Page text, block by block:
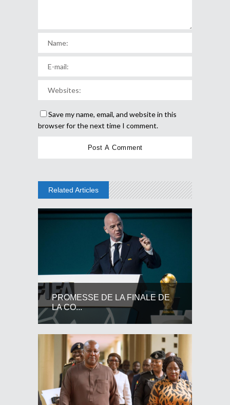
Save my name, email, and website in this
browser for the next time I comment.
Related Articles
PROMESSE DE LA FINALE DE
LA CO...